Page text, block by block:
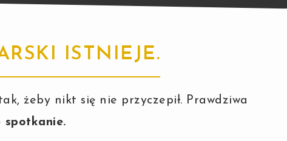
ISTNIEJE.
żeby nikt się nie przyczepił. Prawdziwa
spotkanie.